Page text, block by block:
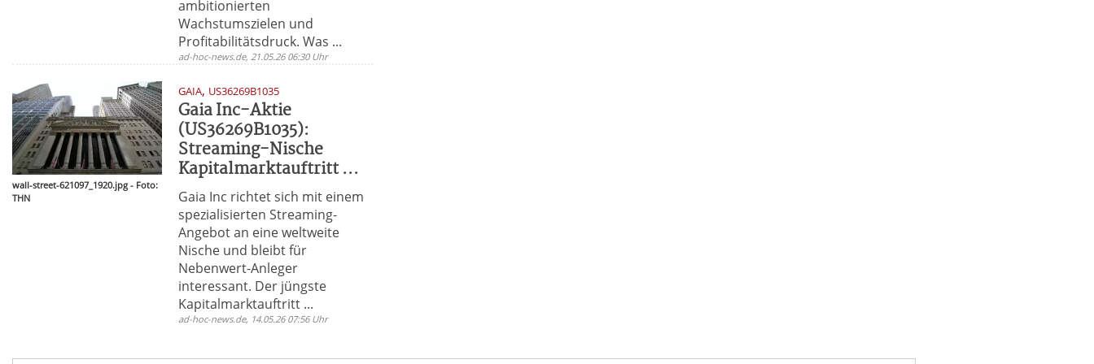
ambitionierten
Wachstumszielen und
Profitabilitätsdruck. Was ...
ad-hoc-news.de, 21.05.26 06:30 Uhr
wall-street-621097_1920.jpg - Foto:
THN
GAIA, US36269B1035
Gaia Inc-Aktie
(US36269B1035):
Streaming-Nische
Kapitalmarktauftritt ...
Gaia Inc richtet sich mit einem
spezialisierten Streaming-
Angebot an eine weltweite
Nische und bleibt für
Nebenwert-Anleger
interessant. Der jüngste
Kapitalmarktauftritt ...
ad-hoc-news.de, 14.05.26 07:56 Uhr